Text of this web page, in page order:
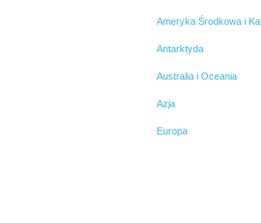
Ameryka Środkowa i
Antarktyda
Australia i Oceania
Azja
Europa